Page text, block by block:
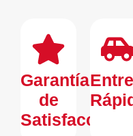
Garantía
de
Satisfacción